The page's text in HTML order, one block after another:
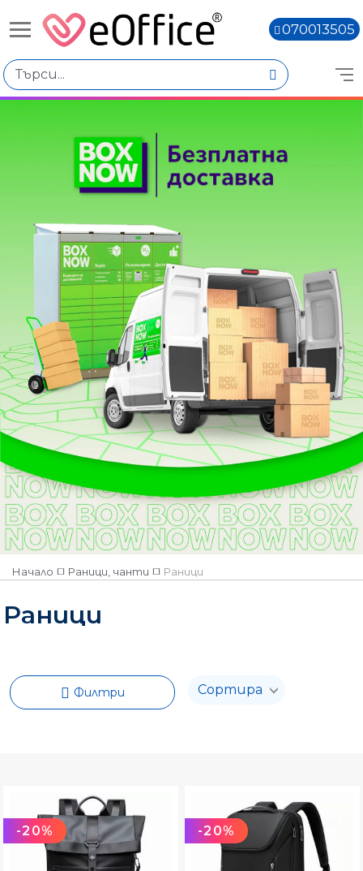
070013505
Избери по
Цена
€40.01 - €50.00
€60.03 - €70.02
Количество
Няма наличност
Men
Women
Material:
Synthetic fibers
Начало Раници, чанти Раници
Раници
Филтри
-20% -20%